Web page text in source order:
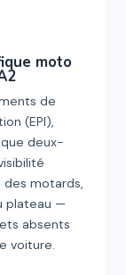
moto
de
(EPI),
deux-
motards,
plateau —
absents
voiture.